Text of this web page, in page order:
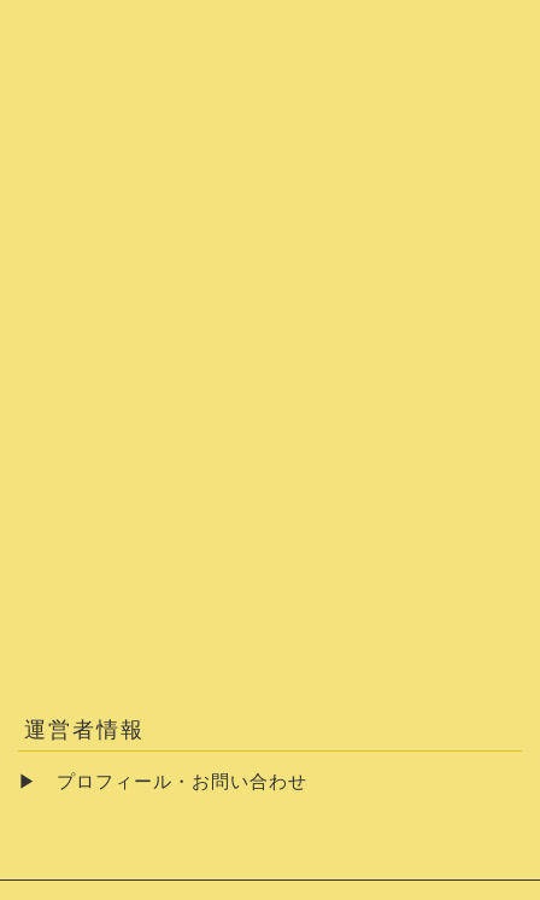
運営者情報
▶ プロフィール・お問い合わせ